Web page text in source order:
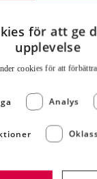
för att ge
upplevelse
cookies för att
Analys